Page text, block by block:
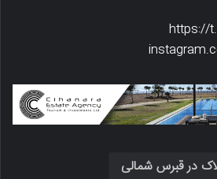
در قبرس شمالی